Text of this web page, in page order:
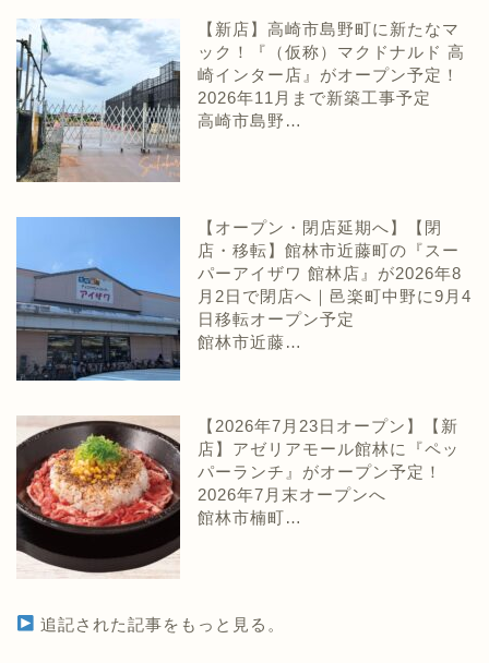
【新店】高崎市島野町に新たなマ
ック！『（仮称）マクドナルド 高
崎インター店』がオープン予定！
2026年11月まで新築工事予定
高崎市島野…
【オープン・閉店延期へ】【閉
店・移転】館林市近藤町の『スー
パーアイザワ 館林店』が2026年8
月2日で閉店へ｜邑楽町中野に9月4
日移転オープン予定
館林市近藤…
【2026年7月23日オープン】【新
店】アゼリアモール館林に『ペッ
パーランチ』がオープン予定！
2026年7月末オープンへ
館林市楠町…
追記された記事をもっと見る。